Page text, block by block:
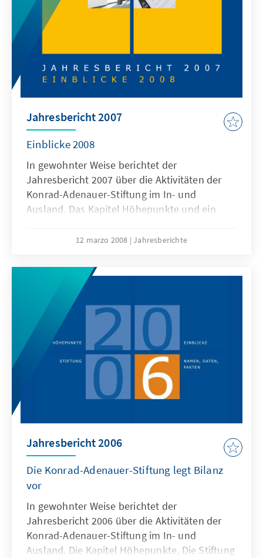
wissenschaftliche und politische
Kompetenzprofil der KAS deutlich machen.
Jahresbericht 2007
Einblicke 2008
In gewohnter Weise berichtet der
Jahresbericht 2007 über die Aktivitäten der
Konrad-Adenauer-Stiftung im In- und
Ausland. Das Kapitel Höhepunkte und ein
und Fakten sowie den Neuerscheinungen
und Interessantes aus der Stiftung. Der
Jahresbericht wird ergänzt durch die Kapitel
„Einblicke 2007/2008“ mit Beiträgen von
Mitarbeiterinnen und Mitarbeitern der
Stiftung, die das inhaltliche, wissenschaftliche
und politische Kompetenzprofil der KAS
deutlich machen.
12 marzo 2008 Jahresberichte
Jahresbericht 2006
Die Konrad-Adenauer-Stiftung legt Bilanz
vor
In gewohnter Weise berichtet der
Jahresbericht 2006 über die Aktivitäten der
Konrad-Adenauer-Stiftung im In- und
Ausland. Die Kapitel Höhepunkte, Die Stiftung